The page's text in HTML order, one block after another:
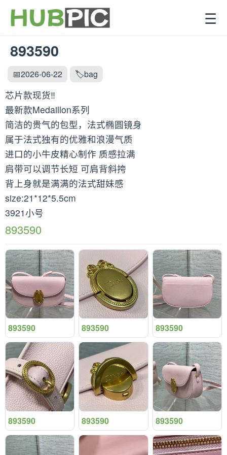
☰
893590
📅2026-06-22 🏷️bag
芯片款现货‼️
最新款Medaillon系列
简洁的贵气的包型，法式椭圆镜身
属于法式独有的优雅和浪漫气质
进口的小牛皮精心制作 质感拉满
肩带可以调节长短 可肩背斜挎
背上身就是满满的法式甜妹感
size:21*12*5.5cm
3921小号
893590
893590 893590 893590
893590 893590 893590